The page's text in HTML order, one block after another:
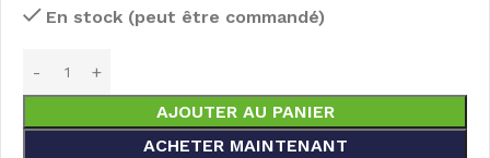
En stock (peut être commandé)
AJOUTER AU PANIER
ACHETER MAINTENANT